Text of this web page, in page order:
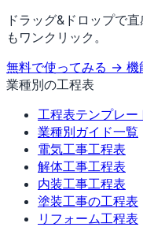
ドラッグ&ドロップで
もワンクリック。
無料で使ってみる → 機
業種別の工程表
工程表テンプレー
業種別ガイド一覧
電気工事工程表
解体工事工程表
内装工事工程表
塗装工事の工程表
リフォーム工程表